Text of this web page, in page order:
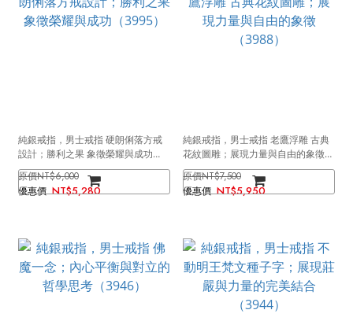
純銀戒指，男士戒指 硬朗俐落方戒
設計；勝利之果 象徵榮耀與成功
（3995）
NT$6,000
NT$5,280
純銀戒指，男士戒指 老鷹浮雕 古典
花紋圖雕；展現力量與自由的象徵
（3988）
NT$7,500
NT$5,950